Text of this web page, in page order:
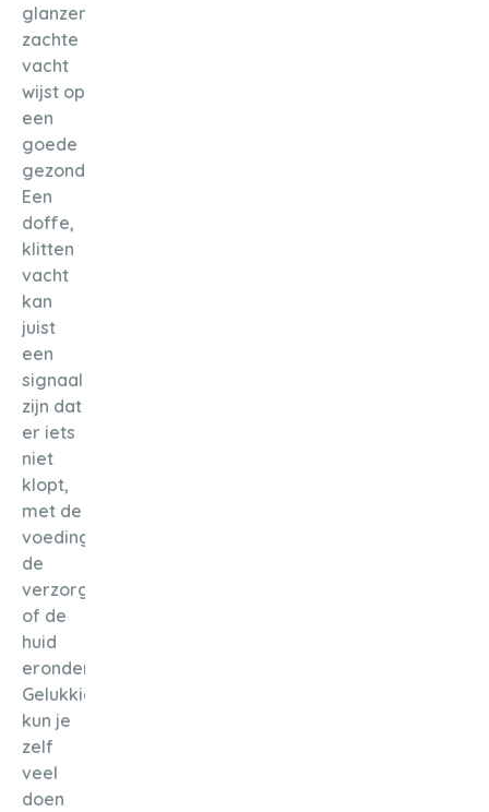
glanzende,
zachte
vacht
wijst op
een
goede
gezondheid.
Een
doffe,
klitten
vacht
kan
juist
een
signaal
zijn dat
er iets
niet
klopt,
met de
voeding,
de
verzorging
of de
huid
eronder.
Gelukkig
kun je
zelf
veel
doen